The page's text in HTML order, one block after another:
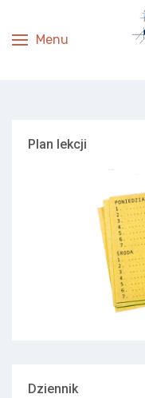
Menu
Plan lekcji
Dziennik